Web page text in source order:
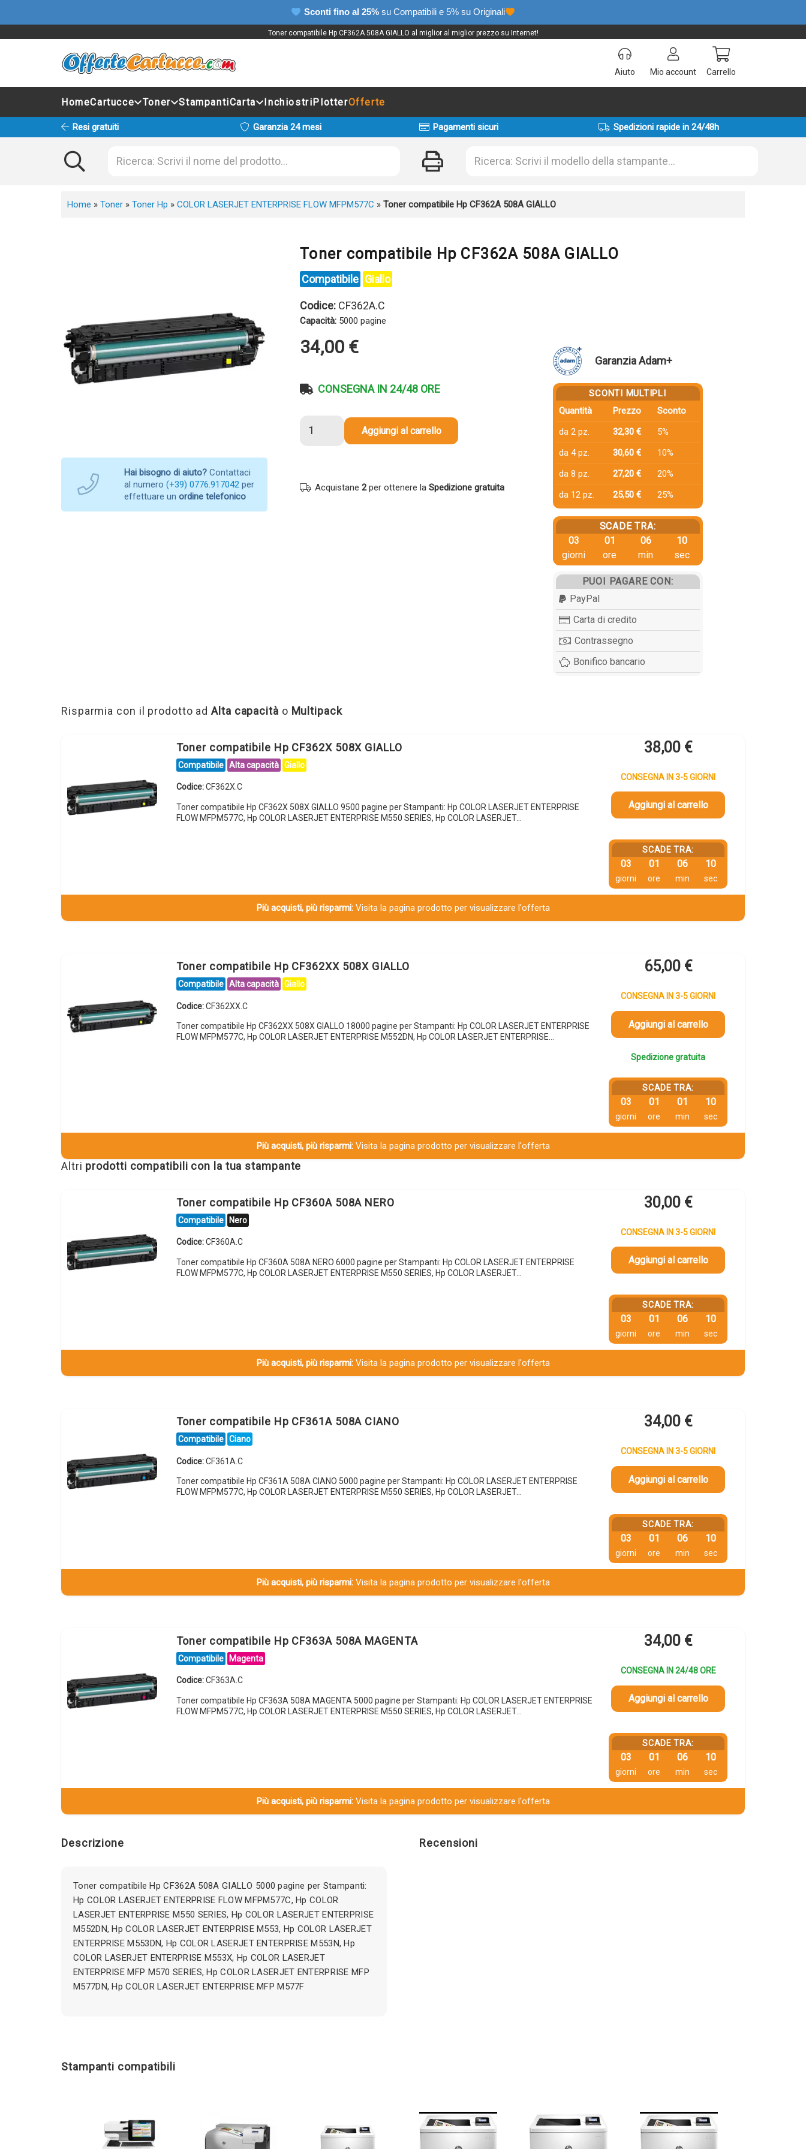
Sconti fino al 25% su Compatibili e 5% su Originali
Toner compatibile Hp CF362A 508A GIALLO al miglior al miglior prezzo su Internet!
Aiuto Mio account Carrello
HomeCartucce Toner StampantiCarta InchiostriPlotterOfferte
Resi gratuiti Garanzia 24 mesi Pagamenti sicuri Spedizioni rapide in 24/48h
Home » Toner » Toner Hp » COLOR LASERJET ENTERPRISE FLOW MFPM577C » Toner compatibile Hp CF362A 508A GIALLO
Hai bisogno di aiuto? Contattaci
al numero (+39) 0776.917042 per
effettuare un ordine telefonico
Toner compatibile Hp CF362A 508A GIALLO
Compatibile Giallo
Codice: CF362A.C
Capacità: 5000 pagine
34,00 €
CONSEGNA IN 24/48 ORE
compatibile
GIALLO
Aggiungi al carrello
Acquistane 2per ottenere la Spedizione gratuita
Garanzia Adam+
SCONTI MULTIPLI
Quantità
Prezzo
Sconto
da 2 pz.
32,30 €
5%
da 4 pz.
30,60 €
10%
da 8 pz.
27,20 €
20%
da 12 pz.
25,50 € 25%
SCADE TRA:
03
giorni
01
ore
06
min
09
sec
PUOI PAGARE CON:
PayPal
Carta di credito
Contrassegno
Bonifico bancario
Risparmia con il prodotto adAlta capacità o Multipack
Toner compatibile Hp CF362X 508X GIALLO
Compatibile Alta capacità Giallo
Codice:CF362X.C
Toner compatibile Hp CF362X 508X GIALLO 9500 pagine per Stampanti: Hp COLOR LASERJET ENTERPRISE
FLOW MFPM577C, Hp COLOR LASERJET ENTERPRISE M550 SERIES, Hp COLOR LASERJET…
38,00 €
CONSEGNA IN 3-5 GIORNI
Aggiungi al carrello
SCADE TRA:
03
giorni
01
ore
06
min
09
sec
Più acquisti, più risparmi:Visita la pagina prodotto per visualizzare l'offerta
Toner compatibile Hp CF362XX 508X GIALLO
Compatibile Alta capacità Giallo
Codice:CF362XX.C
Toner compatibile Hp CF362XX 508X GIALLO 18000 pagine per Stampanti: Hp COLOR LASERJET ENTERPRISE
FLOW MFPM577C, Hp COLOR LASERJET ENTERPRISE M552DN, Hp COLOR LASERJET ENTERPRISE…
65,00 €
CONSEGNA IN 3-5 GIORNI
Aggiungi al carrello
Spedizione gratuita
SCADE TRA:
03
giorni
01
ore
01
min
09
sec
Più acquisti, più risparmi:Visita la pagina prodotto per visualizzare l'offerta
Altri prodotti compatibili con la tua stampante
Toner compatibile Hp CF360A 508A NERO
Compatibile Nero
Codice:CF360A.C
Toner compatibile Hp CF360A 508A NERO 6000 pagine per Stampanti: Hp COLOR LASERJET ENTERPRISE
FLOW MFPM577C, Hp COLOR LASERJET ENTERPRISE M550 SERIES, Hp COLOR LASERJET…
30,00 €
CONSEGNA IN 3-5 GIORNI
Aggiungi al carrello
SCADE TRA:
03
giorni
01
ore
06
min
09
sec
Più acquisti, più risparmi:Visita la pagina prodotto per visualizzare l'offerta
Toner compatibile Hp CF361A 508A CIANO
Compatibile Ciano
Codice:CF361A.C
Toner compatibile Hp CF361A 508A CIANO 5000 pagine per Stampanti: Hp COLOR LASERJET ENTERPRISE
FLOW MFPM577C, Hp COLOR LASERJET ENTERPRISE M550 SERIES, Hp COLOR LASERJET…
34,00 €
CONSEGNA IN 3-5 GIORNI
Aggiungi al carrello
SCADE TRA:
03
giorni
01
ore
06
min
09
sec
Più acquisti, più risparmi:Visita la pagina prodotto per visualizzare l'offerta
Toner compatibile Hp CF363A 508A MAGENTA
Compatibile Magenta
Codice:CF363A.C
Toner compatibile Hp CF363A 508A MAGENTA 5000 pagine per Stampanti: Hp COLOR LASERJET ENTERPRISE
FLOW MFPM577C, Hp COLOR LASERJET ENTERPRISE M550 SERIES, Hp COLOR LASERJET…
34,00 €
CONSEGNA IN 24/48 ORE
Aggiungi al carrello
SCADE TRA:
03
giorni
01
ore
06
min
09
sec
Più acquisti, più risparmi:Visita la pagina prodotto per visualizzare l'offerta
Descrizione
Toner compatibile Hp CF362A 508A GIALLO 5000 pagine per Stampanti:
Hp COLOR LASERJET ENTERPRISE FLOW MFPM577C, Hp COLOR
LASERJET ENTERPRISE M550 SERIES, Hp COLOR LASERJET ENTERPRISE
M552DN, Hp COLOR LASERJET ENTERPRISE M553, Hp COLOR LASERJET
ENTERPRISE M553DN, Hp COLOR LASERJET ENTERPRISE M553N, Hp
COLOR LASERJET ENTERPRISE M553X, Hp COLOR LASERJET
ENTERPRISE MFP M570 SERIES, Hp COLOR LASERJET ENTERPRISE MFP
M577DN, Hp COLOR LASERJET ENTERPRISE MFP M577F
Recensioni
Stampanti compatibili